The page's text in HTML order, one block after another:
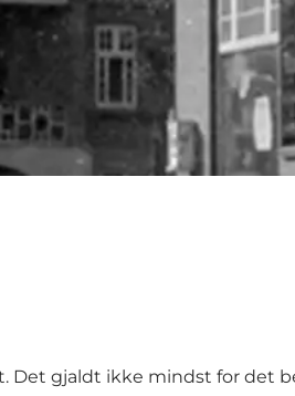
Det gjaldt ikke mindst for det